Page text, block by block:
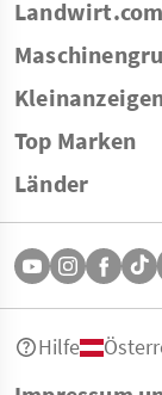
Landwirt.com
Top Marken
Länder
Hilfe